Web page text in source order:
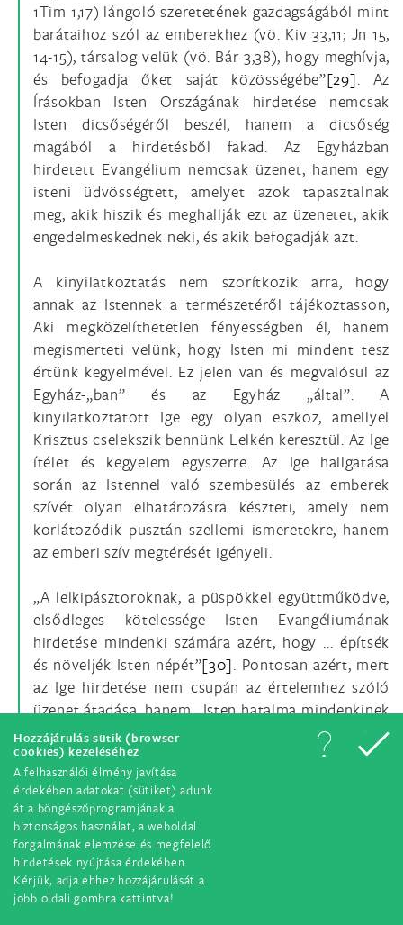
Hozzájárulás sütik (browser
cookies) kezeléséhez
A felhasználói élmény javítása
érdekében adatokat (sütiket) adunk
át a böngészőprogramjának a
biztonságos használat, a weboldal
forgalmának elemzése és megfelelő
hirdetések nyújtása érdekében.
Kérjük, adja ehhez hozzájárulását a
jobb oldali gombra kattintva!
1Tim 1,17) lángoló szeretetének gazdagságából mint
barátaihoz szól az emberekhez (vö. Kiv 33,11; Jn 15,
14-15), társalog velük (vö. Bár 3,38), hogy meghívja,
és befogadja őket saját közösségébe”[29]. Az
Írásokban Isten Országának hirdetése nemcsak
Isten dicsőségéről beszél, hanem a dicsőség
magából a hirdetésből fakad. Az Egyházban
hirdetett Evangélium nemcsak üzenet, hanem egy
isteni üdvösségtett, amelyet azok tapasztalnak
meg, akik hiszik és meghallják ezt az üzenetet, akik
engedelmeskednek neki, és akik befogadják azt.
A kinyilatkoztatás nem szorítkozik arra, hogy
annak az Istennek a természetéről tájékoztasson,
Aki megközelíthetetlen fényességben él, hanem
megismerteti velünk, hogy Isten mi mindent tesz
értünk kegyelmével. Ez jelen van és megvalósul az
Egyház-„ban” és az Egyház „által”. A
kinyilatkoztatott Ige egy olyan eszköz, amellyel
Krisztus cselekszik bennünk Lelkén keresztül. Az Ige
ítélet és kegyelem egyszerre. Az Ige hallgatása
során az Istennel való szembesülés az emberek
szívét olyan elhatározásra készteti, amely nem
korlátozódik pusztán szellemi ismeretekre, hanem
az emberi szív megtérését igényeli.
„A lelkipásztoroknak, a püspökkel együttműködve,
elsődleges kötelessége Isten Evangéliumának
hirdetése mindenki számára azért, hogy ... építsék
és növeljék Isten népét”[30]. Pontosan azért, mert
az Ige hirdetése nem csupán az értelemhez szóló
üzenet átadása, hanem „Isten hatalma mindenkinek
az üdvösségére, aki hisz” (Róm 1,16), amely
üdvösség egyszer és mindenkorra megvalósult
Krisztusban. Ennek hirdetése az Egyházban a
hirdetőktől természetfölötti megalapozottságot
követel, amely garantálja hatékonyságát és
hitelességét. A felszentelt szolgák igehirdetése már
bizonyos értelemben részesedik magának az Igének
az üdvözítő hatalmából, nem egyszerűen azért,
mert ők beszélnek Krisztusról, hanem azért, mert